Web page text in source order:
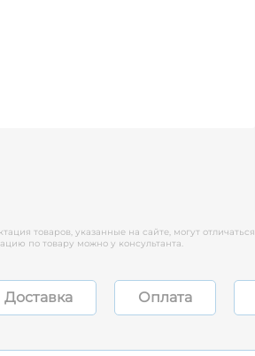
товаров, указанные на сайте, могут отличаться
по товару можно у консультанта.
Доставка Оплата